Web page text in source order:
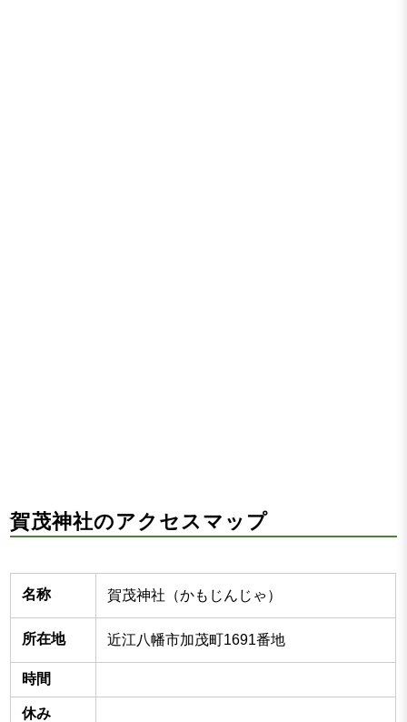
賀茂神社のアクセスマップ
名称 賀茂神社（かもじんじゃ）
所在地 近江八幡市加茂町1691番地
時間
休み